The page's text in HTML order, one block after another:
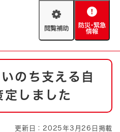
閲
助
防
緊
情
救急・消防
AED設置箇所
のち支える自
しました
更新日：2025年3月26日掲載